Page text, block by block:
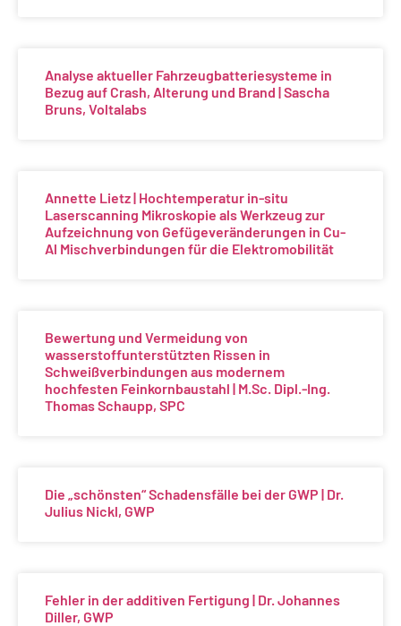
Analyse aktueller Fahrzeugbatteriesysteme in
Bezug auf Crash, Alterung und Brand | Sascha
Bruns, Voltalabs
Annette Lietz | Hochtemperatur in-situ
Laserscanning Mikroskopie als Werkzeug zur
Aufzeichnung von Gefügeveränderungen in Cu-
Al Mischverbindungen für die Elektromobilität
Bewertung und Vermeidung von
wasserstoffunterstützten Rissen in
Schweißverbindungen aus modernem
hochfesten Feinkornbaustahl | M.Sc. Dipl.-Ing.
Thomas Schaupp, SPC
Die „schönsten“ Schadensfälle bei der GWP | Dr.
Julius Nickl, GWP
Fehler in der additiven Fertigung | Dr. Johannes
Diller, GWP